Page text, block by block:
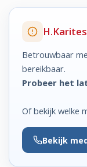
Betrouwbaar
bereikbaar.
Probeer het
Of bekijk welke
Bekijk